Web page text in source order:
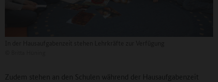
Zudem stehen an den Schulen während der Hausaufgabenzeit